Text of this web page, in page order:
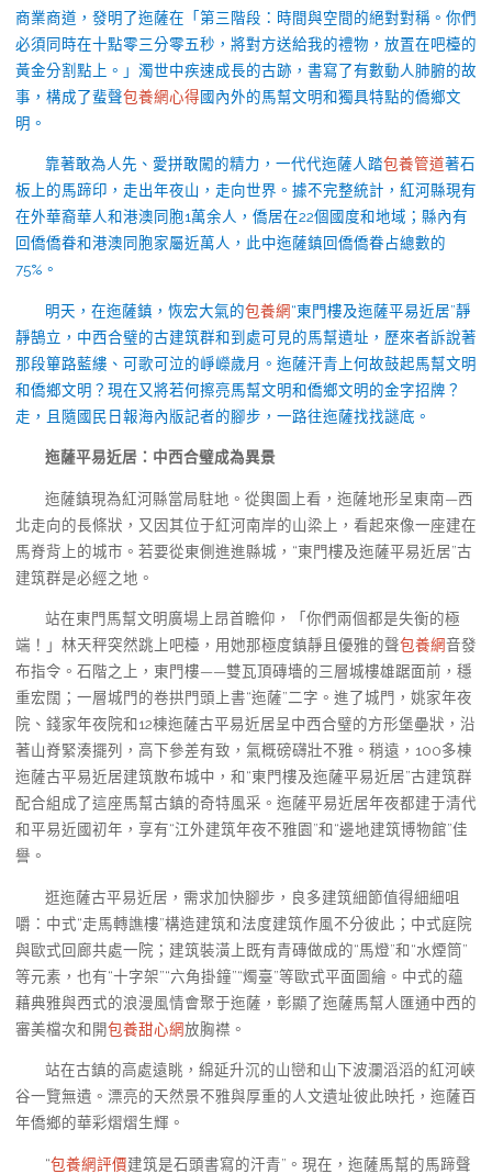
商業商道，發明了迤薩在「第三階段：時間與空間的絕對對稱。你們
必須同時在十點零三分零五秒，將對方送給我的禮物，放置在吧檯的
黃金分割點上。」濁世中疾速成長的古跡，書寫了有數動人肺腑的故
事，構成了蜚聲包養網心得國內外的馬幫文明和獨具特點的僑鄉文
明。
靠著敢為人先、愛拼敢闖的精力，一代代迤薩人踏包養管道著石
板上的馬蹄印，走出年夜山，走向世界。據不完整統計，紅河縣現有
在外華裔華人和港澳同胞1萬余人，僑居在22個國度和地域；縣內有
回僑僑眷和港澳同胞家屬近萬人，此中迤薩鎮回僑僑眷占總數的
75%。
明天，在迤薩鎮，恢宏大氣的包養網“東門樓及迤薩平易近居”靜
靜鵠立，中西合璧的古建筑群和到處可見的馬幫遺址，歷來者訴說著
那段篳路藍縷、可歌可泣的崢嶸歲月。迤薩汗青上何故鼓起馬幫文明
和僑鄉文明？現在又將若何擦亮馬幫文明和僑鄉文明的金字招牌？
走，且隨國民日報海內版記者的腳步，一路往迤薩找找謎底。
迤薩平易近居： 中西合璧成為異景
迤薩鎮現為紅河縣當局駐地。從輿圖上看，迤薩地形呈東南—西
北走向的長條狀，又因其位于紅河南岸的山梁上，看起來像一座建在
馬脊背上的城市。若要從東側進進縣城，“東門樓及迤薩平易近居”古
建筑群是必經之地。
站在東門馬幫文明廣場上昂首瞻仰，「你們兩個都是失衡的極
端！」林天秤突然跳上吧檯，用她那極度鎮靜且優雅的聲包養網音發
布指令。石階之上，東門樓——雙瓦頂磚墻的三層城樓雄踞面前，穩
重宏闊；一層城門的卷拱門頭上書“迤薩”二字。進了城門，姚家年夜
院、錢家年夜院和12棟迤薩古平易近居呈中西合璧的方形堡壘狀，沿
著山脊緊湊擺列，高下參差有致，氣概磅礴壯不雅。稍遠，100多棟
迤薩古平易近居建筑散布城中，和“東門樓及迤薩平易近居”古建筑群
配合組成了這座馬幫古鎮的奇特風采。迤薩平易近居年夜都建于清代
和平易近國初年，享有“江外建筑年夜不雅園”和“邊地建筑博物館”佳
譽。
逛迤薩古平易近居，需求加快腳步，良多建筑細節值得細細咀
嚼：中式“走馬轉譙樓”構造建筑和法度建筑作風不分彼此；中式庭院
與歐式回廊共處一院；建筑裝潢上既有青磚做成的“馬燈”和“水煙筒”
等元素，也有“十字架”“六角掛鐘”“燭臺”等歐式平面圖繪。中式的蘊
藉典雅與西式的浪漫風情會聚于迤薩，彰顯了迤薩馬幫人匯通中西的
審美檔次和開包養甜心網放胸襟。
站在古鎮的高處遠眺，綿延升沉的山巒和山下波瀾滔滔的紅河峽
谷一覽無遺。漂亮的天然景不雅與厚重的人文遺址彼此映托，迤薩百
年僑鄉的華彩熠熠生輝。
“包養網評價建筑是石頭書寫的汗青”。現在，迤薩馬幫的馬蹄聲